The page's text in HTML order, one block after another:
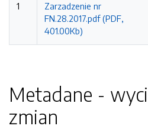
1
Zarzadzenie nr
FN.28.2017.pdf (PDF,
401.00Kb)
Metadane -
zmian